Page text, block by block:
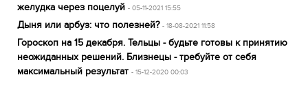
желудка через поцелуй - 05-11-2021 15:55
Дыня или арбуз: что полезней? - 18-08-2021 11:58
Гороскоп на 15 декабря. Тельцы - будьте готовы к принятию
неожиданных решений. Близнецы - требуйте от себя
максимальный результат - 15-12-2020 00:03